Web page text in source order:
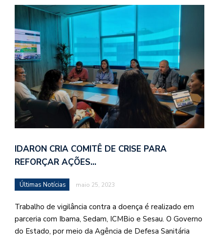
IDARON CRIA COMITÊ DE CRISE PARA
REFORÇAR AÇÕES…
Últimas Notícias maio 25, 2023
Trabalho de vigilância contra a doença é realizado em
parceria com Ibama, Sedam, ICMBio e Sesau. O Governo
do Estado, por meio da Agência de Defesa Sanitária